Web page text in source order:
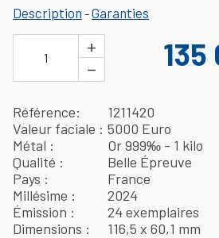
Description -Garanties
1
+
−
Référence
1211420
Valeur faciale
5000 Euro
Métal
Or 999‰ - 1 kilo
Qualité
Belle Épreuve
Pays
France
Millésime
2024
Émission
24 exemplaires
Dimensions
116,5 x 60,1 mm